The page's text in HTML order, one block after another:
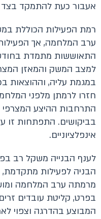
אעבור כעת להתמקד בצד
רמת הפעילות הכוללת
ערב המלחמה, אך
התאוששות מתמדת
למצב המשק והמאזן
במגמת עליה, וההוצאות
חזרו לרמתן מלפני
התרחבות ההיצע
בביקושים. התפתחות זו
אינפלציוניים.
לענף הבנייה משקל רב
הבניה לפעילות מתקדמת,
מרמתה ערב המלחמה
בפרט, קליטת עובדים
המבוצע בהדרגה וצפוי